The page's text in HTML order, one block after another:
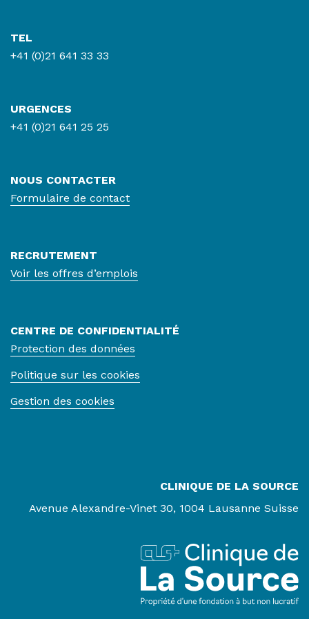
TEL
+41 (0)21 641 33 33
URGENCES
+41 (0)21 641 25 25
NOUS CONTACTER
Formulaire de contact
RECRUTEMENT
Voir les offres d’emplois
CENTRE DE CONFIDENTIALITÉ
Protection des données
Politique sur les cookies
Gestion des cookies
CLINIQUE DE LA SOURCE
Avenue Alexandre-Vinet 30, 1004 Lausanne Suisse